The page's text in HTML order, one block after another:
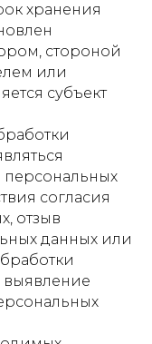
хранения
стороной
или
субъект
согласия
отзыв
данных или
выявление